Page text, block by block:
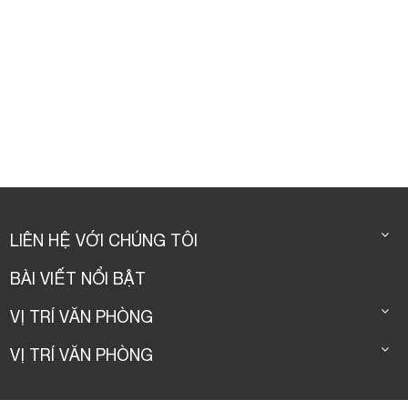
LIÊN HỆ VỚI CHÚNG TÔI
BÀI VIẾT NỔI BẬT
VỊ TRÍ VĂN PHÒNG
VỊ TRÍ VĂN PHÒNG